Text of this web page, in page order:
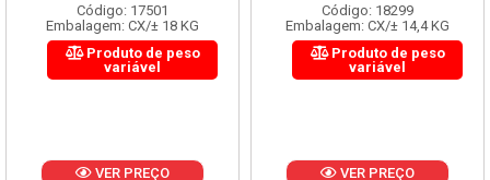
Código: 17501
Embalagem: CX/± 18 KG
Produto de peso
variável
VER PREÇO
Código: 18299
Embalagem: CX/± 14,4 KG
Produto de peso
variável
VER PREÇO